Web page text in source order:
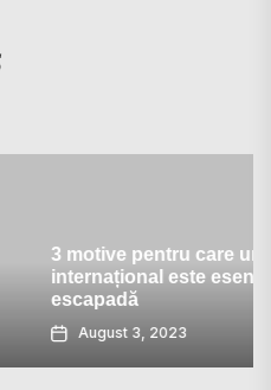
de șofer
pentru următoarea